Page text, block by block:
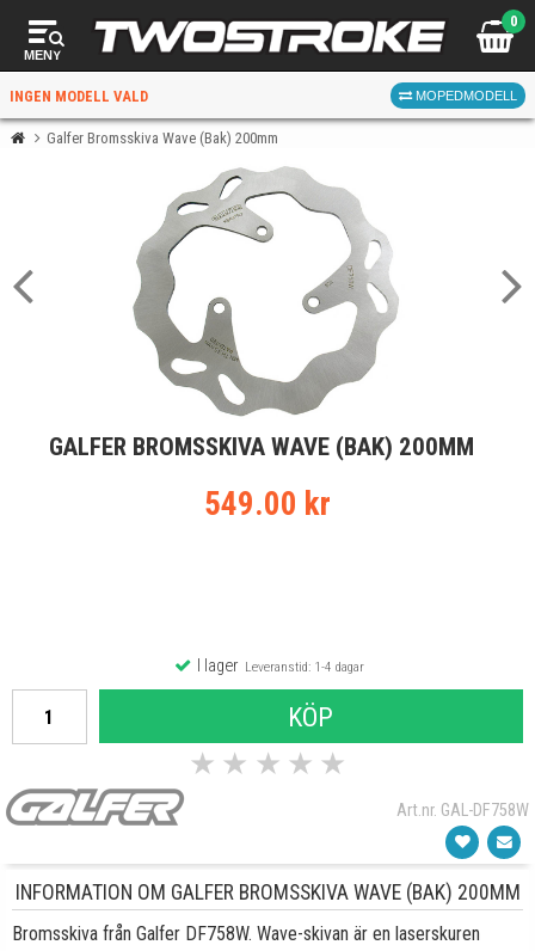
MENY
0
INGEN MODELL VALD MOPEDMODELL
VÄLJ MOPEDFÖR RÄTT DELAR
VÄLJ
När du valt kommer butiken visa delar för vald moped
Galfer Bromsskiva Wave (Bak) 200mm
GALFER BROMSSKIVA WAVE (BAK) 200MM
549.00 kr
I lagerLeveranstid: 1-4 dagar
KÖP
★ ★ ★ ★ ★
Art.nr. GAL-DF758W
INFORMATION OM GALFER BROMSSKIVA WAVE (BAK) 200MM
Bromsskiva från Galfer DF758W. Wave-skivan är en laserskuren